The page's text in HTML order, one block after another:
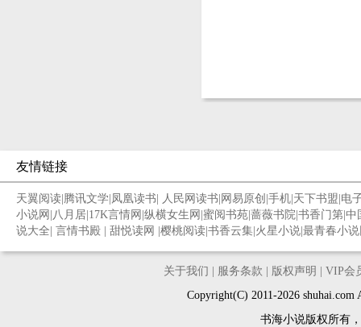
友情链接
天翼阅读 腾讯文学 凤凰读书 人民网读书 网易原创 手机 天下书盟 电
小说网 八月居 17K言情网 纵横女生网 蜜阅书苑 蔷薇书院 书香门第 中
说大全 言情书殿 甜悦读网 樱桃阅读 书香云集 火星小说 最青春小
关于我们 服务条款 版权声明
VIP会
Copyright(C) 2011-2026
书海小说版权所有